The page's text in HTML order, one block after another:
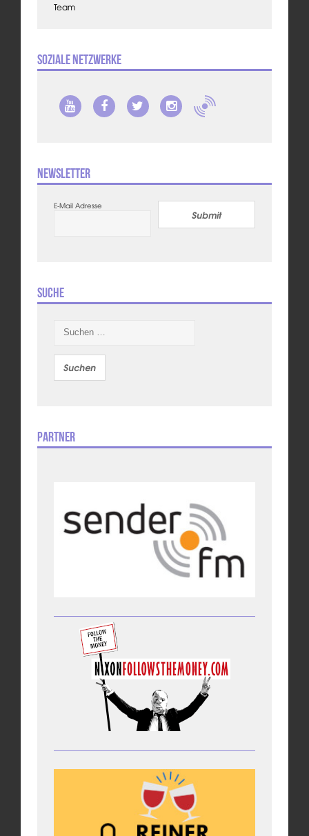
Team
Soziale Netzwerke
Newsletter
E-Mail Adresse
Submit
Suche
nach:
Partner